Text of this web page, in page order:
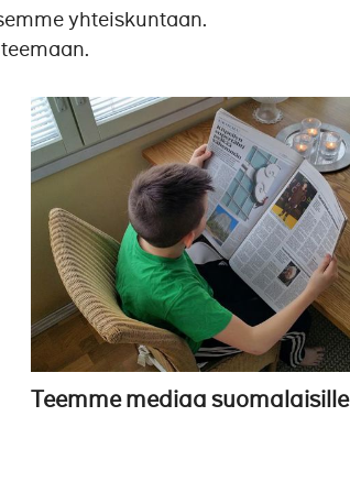
yhteiskuntaan.
Teemme mediaa suomalaisille